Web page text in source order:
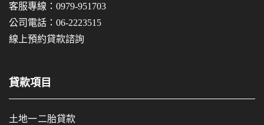
客服專線： 0979-951703
公司電話： 06-2223515
線上預約貸款諮詢
貸款項目
土地一二胎貸款